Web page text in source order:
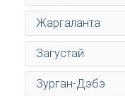
Жаргаланта
Загустай
Зурган-Дэбэ